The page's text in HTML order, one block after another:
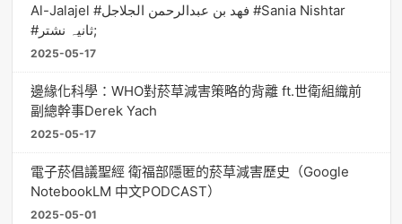
Al-Jalajel #فهد بن عبدالرحمن الجلاجل #Sania Nishtar
#ثانیہ نشتر;
2025-05-17
邊緣化科學：WHO對菸草減害策略的背離 ft.世衛組織前
副總幹事Derek Yach
2025-05-17
電子菸倡議聖經 衛福部隱匿的菸草減害歷史（Google
NotebookLM 中文PODCAST）
2025-05-01